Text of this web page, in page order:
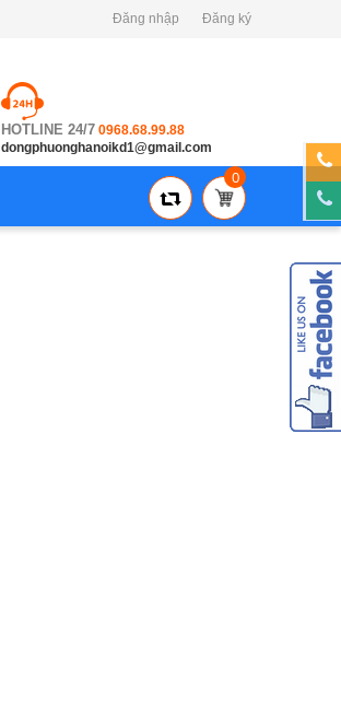
Đăng nhập Đăng ký
HOTLINE 24/7 0968.68.99.88
dongphuonghanoikd1@gmail.com
0